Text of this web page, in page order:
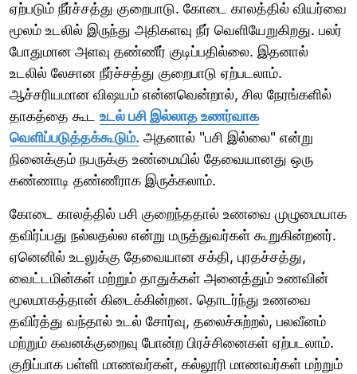
ஏற்படும் நீர்ச்சத்து குறைபாடு. கோடை காலத்தில் வியர்வை
மூலம் உடலில் இருந்து அதிகளவு நீர் வெளியேறுகிறது. பலர்
போதுமான அளவு தண்ணீர் குடிப்பதில்லை. இதனால்
உடலில் லேசான நீர்ச்சத்து குறைபாடு ஏற்படலாம்.
ஆச்சரியமான விஷயம் என்னவென்றால், சில நேரங்களில்
தாகத்தை கூட உடல் பசி இல்லாத உணர்வாக
வெளிப்படுத்தக்கூடும். அதனால் "பசி இல்லை" என்று
நினைக்கும் நபருக்கு உண்மையில் தேவையானது ஒரு
கண்ணாடி தண்ணீராக இருக்கலாம்.
கோடை காலத்தில் பசி குறைந்ததால் உணவை முழுமையாக
தவிர்ப்பது நல்லதல்ல என்று மருத்துவர்கள் கூறுகின்றனர்.
ஏனெனில் உடலுக்கு தேவையான சக்தி, புரதச்சத்து,
வைட்டமின்கள் மற்றும் தாதுக்கள் அனைத்தும் உணவின்
மூலமாகத்தான் கிடைக்கின்றன. தொடர்ந்து உணவை
தவிர்த்து வந்தால் உடல் சோர்வு, தலைச்சுற்றல், பலவீனம்
மற்றும் கவனக்குறைவு போன்ற பிரச்சினைகள் ஏற்படலாம்.
குறிப்பாக பள்ளி மாணவர்கள், கல்லூரி மாணவர்கள் மற்றும்